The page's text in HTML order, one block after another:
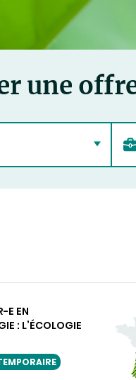
une
E EN
: L’ÉCOLOGIE